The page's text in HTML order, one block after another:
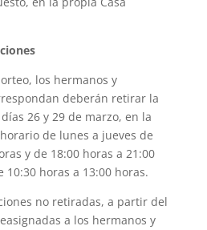
los hermanos y
deberán retirar la
26 y 29 de marzo, en la
de lunes a jueves de
y de 18:00 horas a 21:00
10:30 horas a 13:00 horas.
no retiradas, a partir del
a los hermanos y